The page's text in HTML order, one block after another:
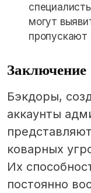
могут
пропускают
Заключение
Бэкдоры,
аккаунты
коварных
Их
постоянно